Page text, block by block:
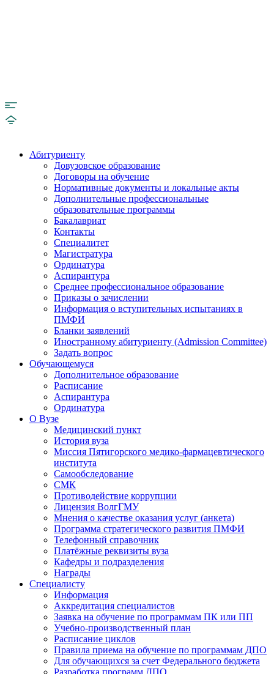
Абитуриенту
Довузовское образование
Договоры на обучение
Нормативные документы и локальные акты
Дополнительные профессиональные
образовательные программы
Бакалавриат
Контакты
Специалитет
Магистратура
Ординатура
Аспирантура
Среднее профессиональное образование
Приказы о зачислении
Информация о вступительных испытаниях в
ПМФИ
Бланки заявлений
Иностранному абитуриенту (Admission Committee)
Задать вопрос
Обучающемуся
Дополнительное образование
Расписание
Аспирантура
Ординатура
О Вузе
Медицинский пункт
История вуза
Миссия Пятигорского медико-фармацевтического
института
Самообследование
СМК
Противодействие коррупции
Лицензия ВолгГМУ
Мнения о качестве оказания услуг (анкета)
Программа стратегического развития ПМФИ
Телефонный справочник
Платёжные реквизиты вуза
Кафедры и подразделения
Награды
Специалисту
Информация
Аккредитация специалистов
Заявка на обучение по программам ПК или ПП
Учебно-производственный план
Расписание циклов
Правила приема на обучение по программам ДПО
Для обучающихся за счет Федерального бюджета
Разработка программ ДПО